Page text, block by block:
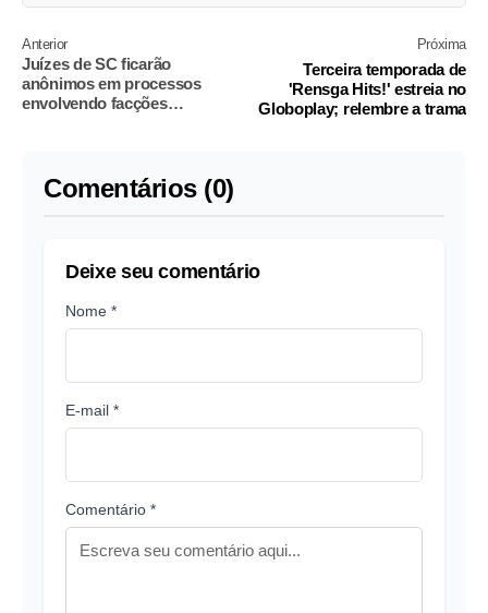
Anterior
Juízes de SC ficarão
anônimos em processos
envolvendo facções
Próxima
Terceira temporada de
'Rensga Hits!' estreia no
Globoplay; relembre a trama
Comentários (0)
Deixe seu comentário
Nome *
E-mail *
Comentário *